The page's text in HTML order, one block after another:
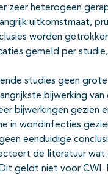
zeer heterogeen
uitkomstmaat,
worden
gemeld per
studies geen
bijwerking
bijwerkingen gezien
in wondinfecties
eenduidige
de literatuur
geldt niet voor CWI.